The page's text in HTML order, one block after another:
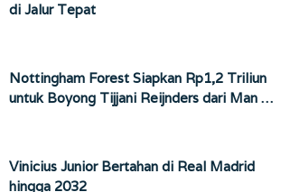
di Jalur Tepat
Nottingham Forest Siapkan Rp1,2 Triliun
untuk Boyong Tijjani Reijnders dari Man …
Vinicius Junior Bertahan di Real Madrid
hingga 2032